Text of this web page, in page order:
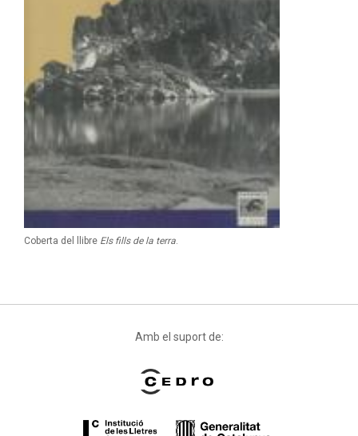
Coberta del llibre Els fills de la terra
Amb el suport de: